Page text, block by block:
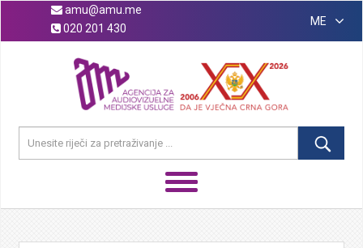
amu@amu.me
020 201 430
ME